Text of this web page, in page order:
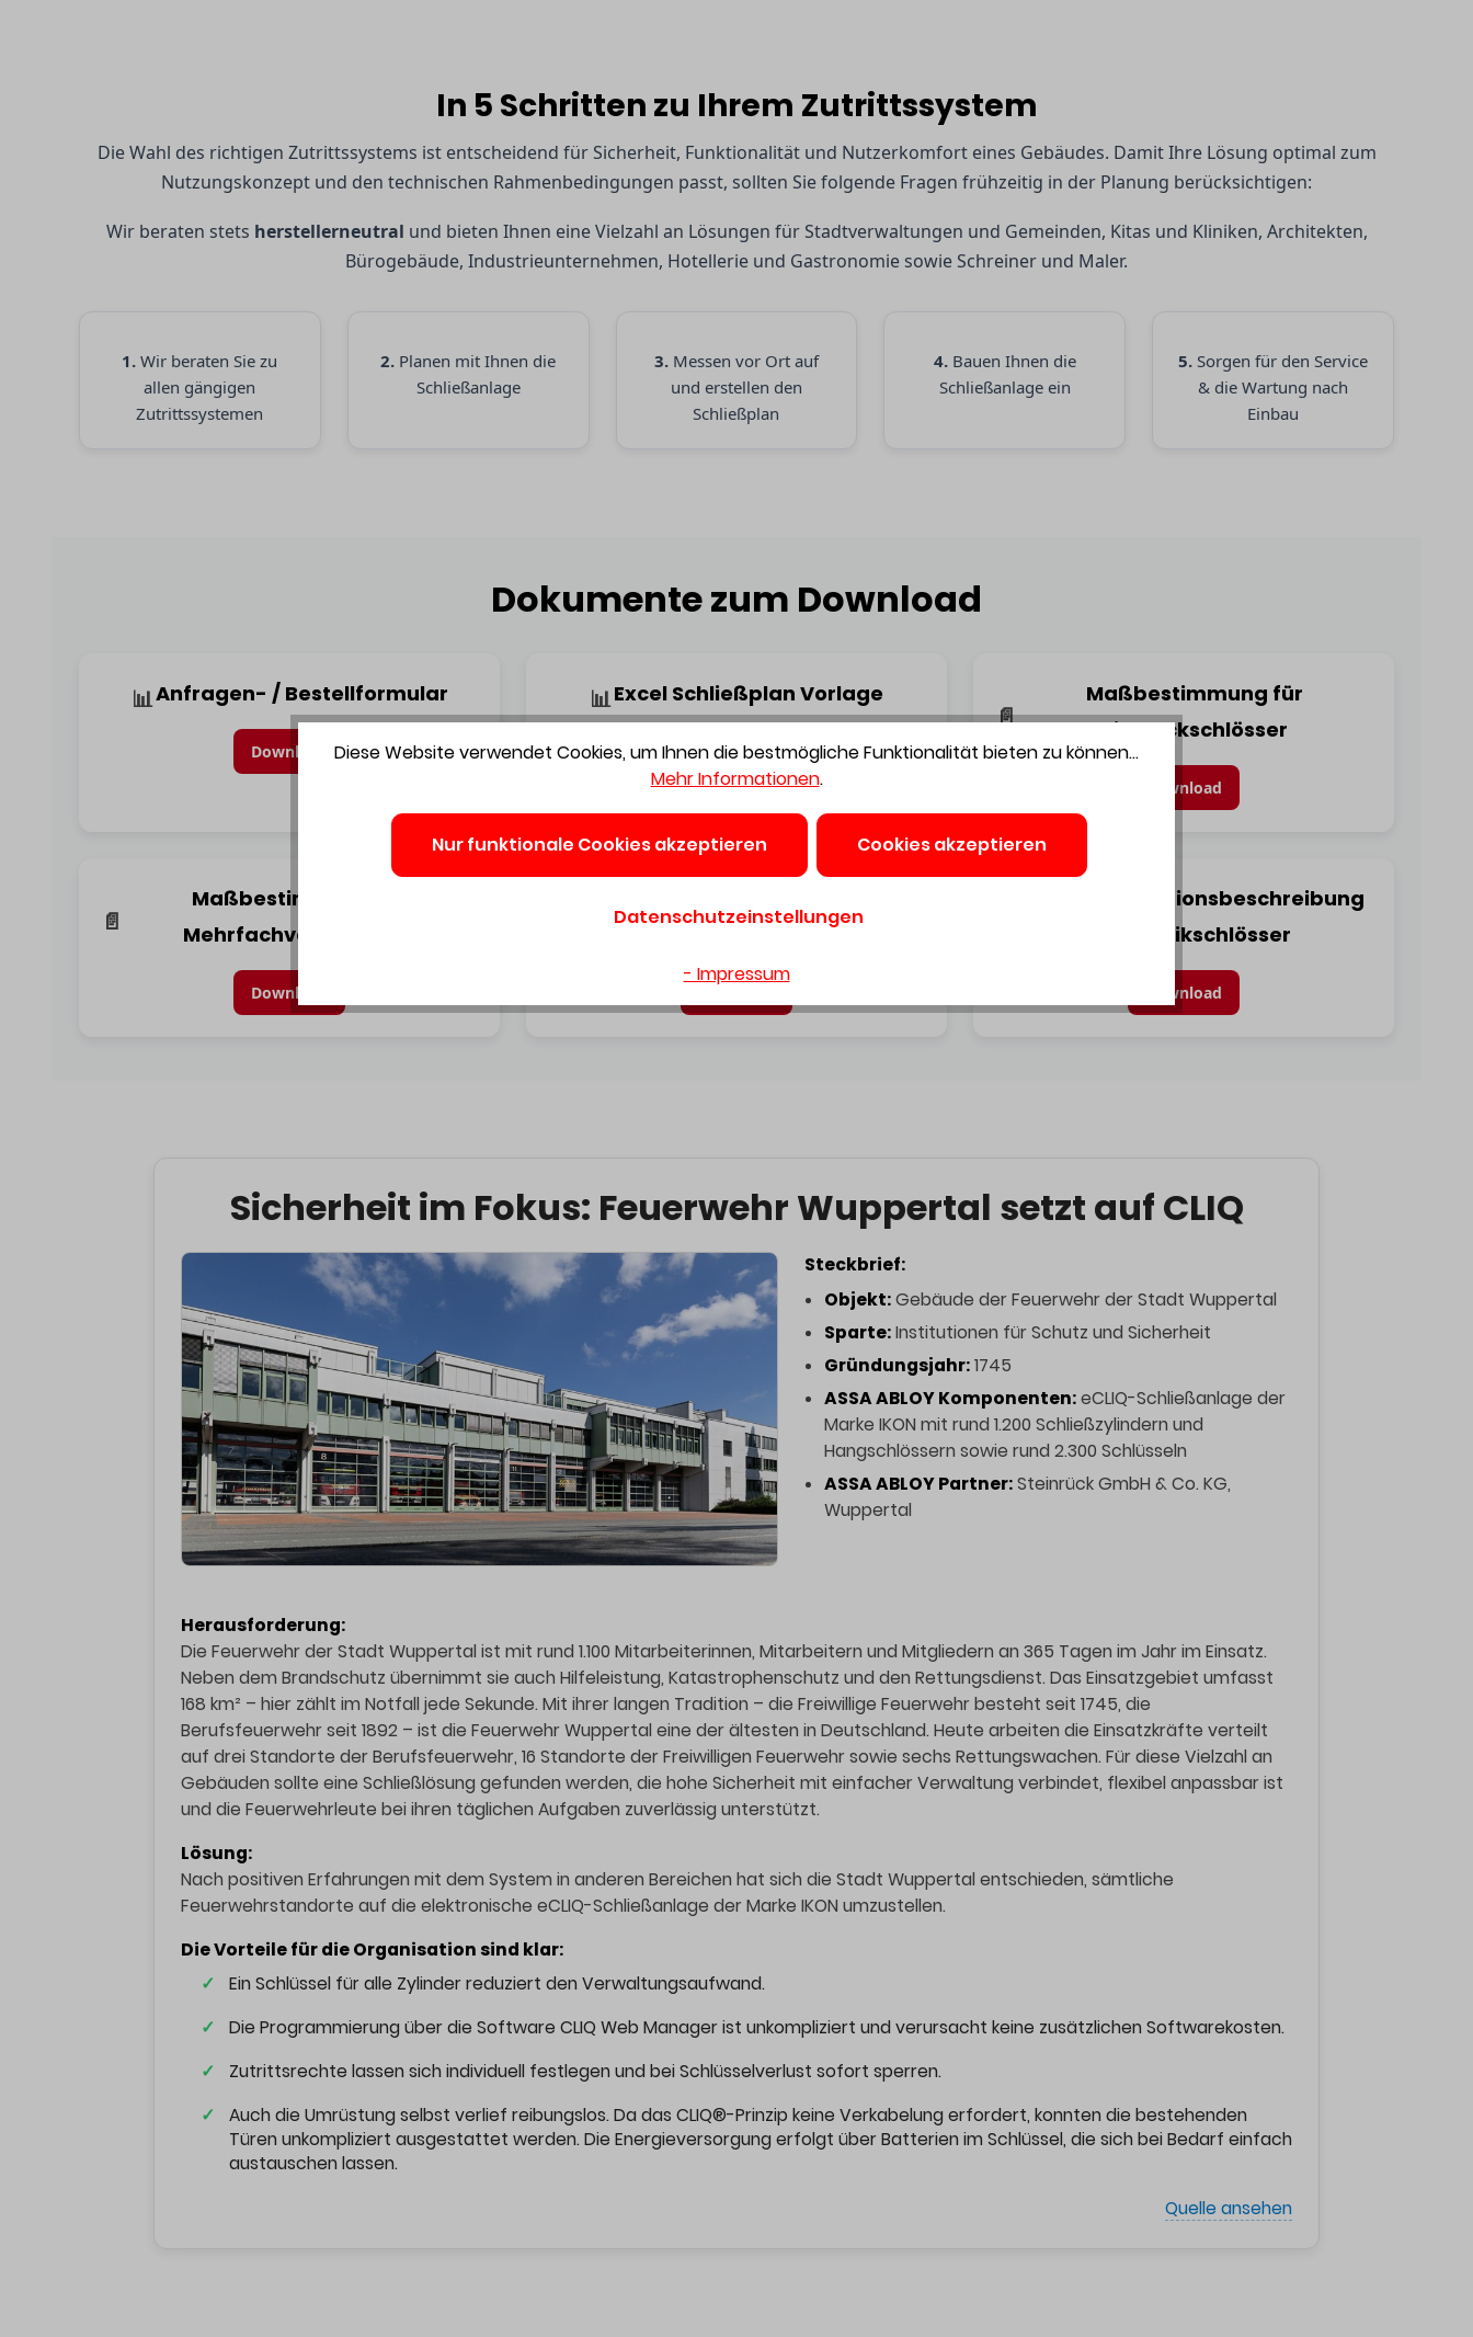
In 5 Schritten zu Ihrem Zutrittssystem
Die Wahl des richtigen Zutrittssystems ist entscheidend für Sicherheit, Funktionalität und Nutzerkomfort eines Gebäudes. Damit Ihre Lösung optimal zum
Nutzungskonzept und den technischen Rahmenbedingungen passt, sollten Sie folgende Fragen frühzeitig in der Planung berücksichtigen:
Wir beraten stets herstellerneutral und bieten Ihnen eine Vielzahl an Lösungen für Stadtverwaltungen und Gemeinden, Kitas und Kliniken, Architekten,
Bürogebäude, Industrieunternehmen, Hotellerie und Gastronomie sowie Schreiner und Maler.
1. Wir beraten Sie zu
allen gängigen
Zutrittssystemen
2. Planen mit Ihnen die
Schließanlage
3.Messen vor Ort auf
und erstellen den
Schließplan
4.Bauen Ihnen die
Schließanlage ein
5. Sorgen für den Service
& die Wartung nach
Einbau
Dokumente zum Download
📊Anfragen- / Bestellformular
Download
📊Excel Schließplan Vorlage
Download
📄
Maßbestimmung für
Einsteckschlösser
Download
📄
Maßbestimmung für
Mehrfachverriegelung
Download
Profilzylinder/Beschlag
Fluchttürfunktionsbeschreibung
für Panikschlösser
Download
Sicherheit im Fokus: Feuerwehr Wuppertal setzt auf CLIQ
Steckbrief:
Objekt:Gebäude der Feuerwehr der Stadt Wuppertal
Sparte:Institutionen für Schutz und Sicherheit
Gründungsjahr:1745
ASSA ABLOY Komponenten:eCLIQ-Schließanlage der
Marke IKON mit rund 1.200 Schließzylindern und
Hangschlössern sowie rund 2.300 Schlüsseln
ASSA ABLOY Partner:Steinrück GmbH & Co. KG,
Wuppertal
Herausforderung:
Die Feuerwehr der Stadt Wuppertal ist mit rund 1.100 Mitarbeiterinnen, Mitarbeitern und Mitgliedern an 365 Tagen im Jahr im Einsatz.
Neben dem Brandschutz übernimmt sie auch Hilfeleistung, Katastrophenschutz und den Rettungsdienst. Das Einsatzgebiet umfasst
168 km² – hier zählt im Notfall jede Sekunde. Mit ihrer langen Tradition – die Freiwillige Feuerwehr besteht seit 1745, die
Berufsfeuerwehr seit 1892 – ist die Feuerwehr Wuppertal eine der ältesten in Deutschland. Heute arbeiten die Einsatzkräfte verteilt
auf drei Standorte der Berufsfeuerwehr, 16 Standorte der Freiwilligen Feuerwehr sowie sechs Rettungswachen. Für diese Vielzahl an
Gebäuden sollte eine Schließlösung gefunden werden, die hohe Sicherheit mit einfacher Verwaltung verbindet, flexibel anpassbar ist
und die Feuerwehrleute bei ihren täglichen Aufgaben zuverlässig unterstützt.
Lösung:
Nach positiven Erfahrungen mit dem System in anderen Bereichen hat sich die Stadt Wuppertal entschieden, sämtliche
Feuerwehrstandorte auf die elektronische eCLIQ-Schließanlage der Marke IKON umzustellen.
Die Vorteile für die Organisation sind klar:
Ein Schlüssel für alle Zylinder reduziert den Verwaltungsaufwand.
Die Programmierung über die Software CLIQ Web Manager ist unkompliziert und verursacht keine zusätzlichen Softwarekosten.
Zutrittsrechte lassen sich individuell festlegen und bei Schlüsselverlust sofort sperren.
Auch die Umrüstung selbst verlief reibungslos. Da das CLIQ®-Prinzip keine Verkabelung erfordert, konnten die bestehenden
Türen unkompliziert ausgestattet werden. Die Energieversorgung erfolgt über Batterien im Schlüssel, die sich bei Bedarf einfach
austauschen lassen.
Quelle ansehen
Diese Website verwendet Cookies, um Ihnen die bestmögliche Funktionalität bieten zu können...
Mehr Informationen.
Nur funktionale Cookies akzeptieren Cookies akzeptieren
Datenschutzeinstellungen
- Impressum